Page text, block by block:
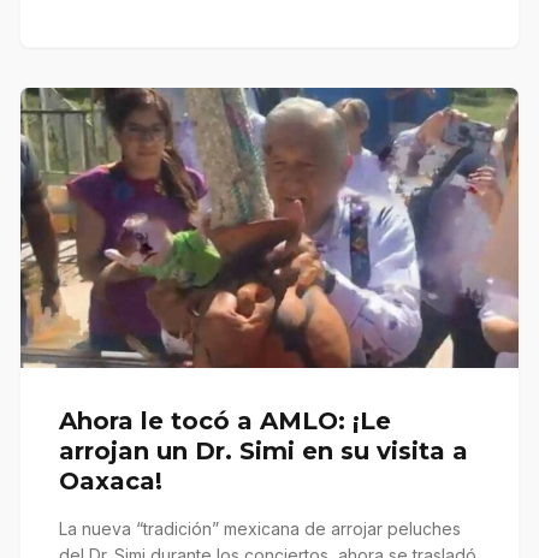
Ahora le tocó a AMLO: ¡Le
arrojan un Dr. Simi en su visita a
Oaxaca!
La nueva “tradición” mexicana de arrojar peluches